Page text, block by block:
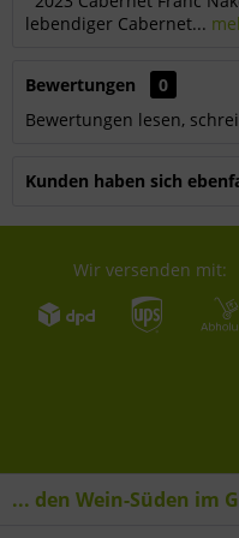
lebendiger Cabernet...
Bewertungen
0
Bewertungen lesen,
Kunden haben sich
Wir versenden mit:
... den Wein-Süden im